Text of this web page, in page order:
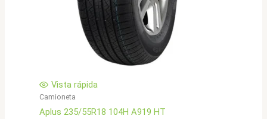
Vista rápida
Camioneta
Aplus 235/55R18 104H A919 HT